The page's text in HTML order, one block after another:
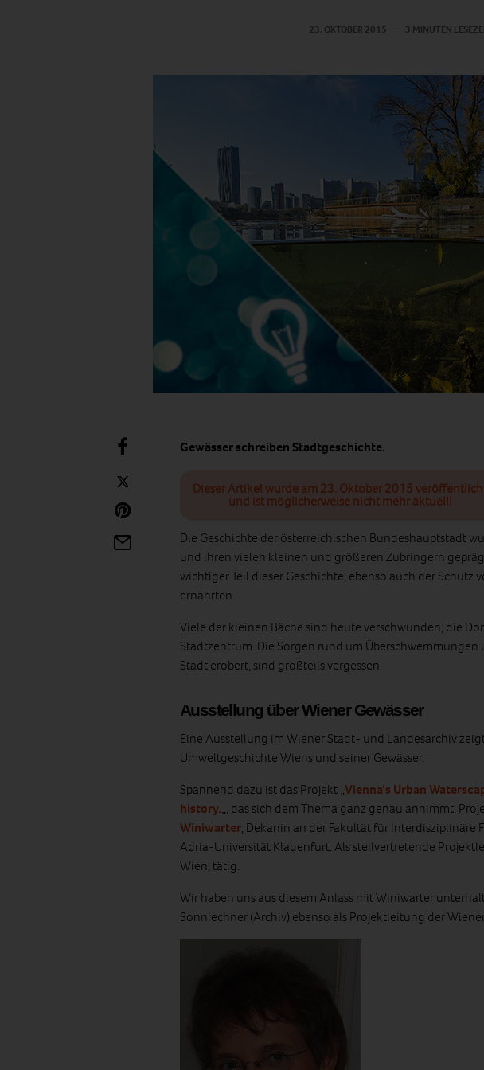
23. OKTOBER 2015 3 MINUTEN
Gewässer schreiben Stadtgeschichte.
Dieser Artikel wurde am 23. Oktober 2015
und ist möglicherweise nicht mehr aktuell!
Die Geschichte der österreichischen Bundeshauptstadt
und ihren vielen kleinen und größeren Zubringern
wichtiger Teil dieser Geschichte, ebenso auch der Schutz
ernährten.
Viele der kleinen Bäche sind heute verschwunden, die
Stadtzentrum. Die Sorgen rund um Überschwemmungen
Stadt erobert, sind großteils vergessen.
Ausstellung über Wiener Gewässer
Eine Ausstellung im Wiener Stadt- und Landesarchiv
Umweltgeschichte Wiens und seiner Gewässer.
Spannend dazu ist das Projekt „Vienna‘s Urban
history.„, das sich dem Thema ganz genau annimmt.
Winiwarter, Dekanin an der Fakultät für
Adria-Universität Klagenfurt. Als stellvertretende
Wien, tätig.
Wir haben uns aus diesem Anlass mit Winiwarter
Sonnlechner (Archiv) ebenso als Projektleitung der